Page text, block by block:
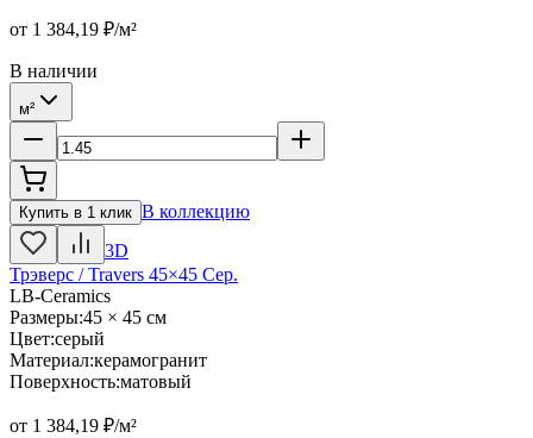
от 1 384,19 ₽/м²
В наличии
м²
Купить в 1 клик В коллекцию
3D
Трэверс / Travers 45×45 Сер.
LB-Ceramics
Размеры:45 × 45 см
Цвет:серый
Материал:керамогранит
Поверхность:матовый
от 1 384,19 ₽/м²